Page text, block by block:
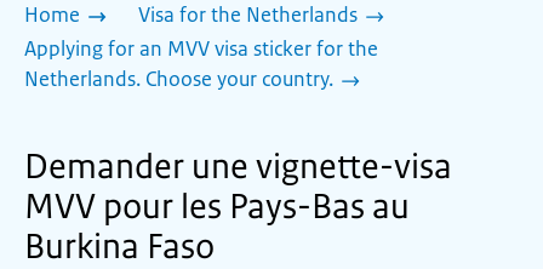
Home
Visa for the Netherlands
Applying for an MVV visa sticker for the
Netherlands. Choose your country.
Demander une vignette-visa
MVV pour les Pays-Bas au
Burkina Faso